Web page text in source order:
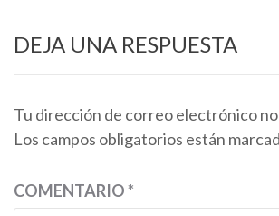
DEJA UNA RESPUESTA
Tu dirección de correo electrónico
Los campos obligatorios están
COMENTARIO*